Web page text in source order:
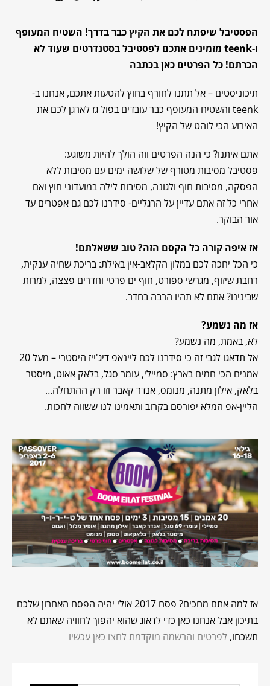
הפסטיבל שיפתח לכם את הקיץ כבר בדרך! השטיח המעופף
ו-teenk מזמינים אתכם לפסטיבל בסטנדרטים שעוד לא
הכרתם! כל הפרטים כאן בכתבה
תיכוניסטים – אל תתנו לחורף בחוץ להטעות אתכם, אנחנו ב-
teenk והשטיח המעופף כבר עובדים בפול גז לארגן לכם את
האירוע הכי לוהט של הקיץ!
אתם איתנו? כי הנה הפרטים וזה הולך להיות משוגע:
פסטיבל מסיבות מטורף של שלושה ימים עם מסיבות ללא
הפסקה, מסיבות חוף ולגונה, מסיבות לילה במועדוני חוץ ואם
אחרי כל זה אתם עדיין על הרגליים- סידרנו לכם גם אפטרים עד
אור הבוקר.
אז איפה קורה כל הקסם הזה? טוב ששאלתם!
כי הכל יחכה לכם במלון הקלאב-אין באילת: בריכת שחיה ענקית,
רחבת שיזוף, מגרשי ספורט, חוף ים פרטי וחדרים פצצה, למרות
שבינינו? אתם לא תהיו הרבה בחדר.
אז מה נשמע?
לא, באמת, מה נשמע?
אל תדאגו לגבי זה כי סידרנו לכם ליינאפ דיג'ייז היסטרי – מעל 20
אמנים הכי חמים בארץ: סמיילי, עומר סגל, בלאק אאוט, מיסטר
בלאק, אילון מתנה, מנומס, אנדר קאבר וזו רק ההתחלה…
הליין-אפ המלא יפורסם בקרוב ותאמינו לנו ששווה לחכות.
אז למה אתם מחכים? פסח 2017 אולי יהיה הפסח האחרון שלכם
בתיכון אבל אנחנו כאן כדי לדאוג שהוא יהפוך לחוויה שאתם לא
תשכחו, לפרטים והרשמה מוקדמת לחצו כאן עכשיו